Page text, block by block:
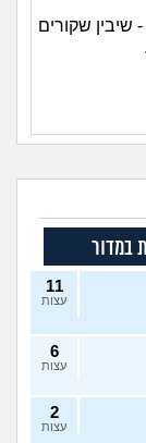
שקורים
במדור
11
עצות
6
עצות
2
עצות